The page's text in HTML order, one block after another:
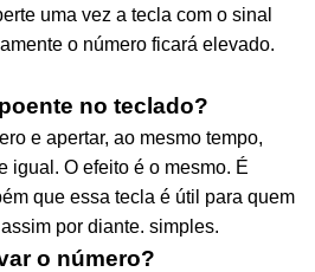
uma vez a tecla com o sinal
o número ficará elevado.
no teclado?
e apertar, ao mesmo tempo,
igual. O efeito é o mesmo. É
que essa tecla é útil para quem
por diante. simples.
o número?